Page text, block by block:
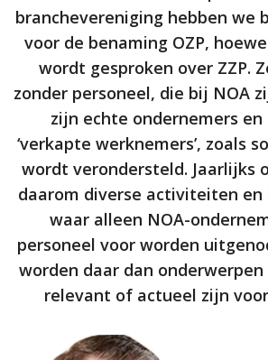
branchevereniging hebben we
voor de benaming OZP,
wordt gesproken over ZZP.
zonder personeel, die bij NOA
zijn echte ondernemers en
‘verkapte werknemers’, zoals
wordt verondersteld. Jaarlijks
daarom diverse activiteiten
waar alleen NOA-
personeel voor worden
worden daar dan
relevant of actueel zijn